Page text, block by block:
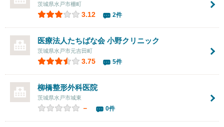
茨城県水戸市柵町
3.12 2件
医療法人たちばな会 小野クリニック
茨城県水戸市元吉田町
3.75 5件
柳橋整形外科医院
茨城県水戸市城東
－ 0件